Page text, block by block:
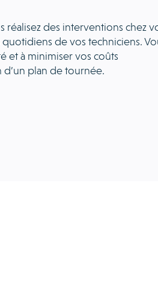
réalisez des interventions chez
de vos techniciens.
et à minimiser vos coûts
plan de tournée.